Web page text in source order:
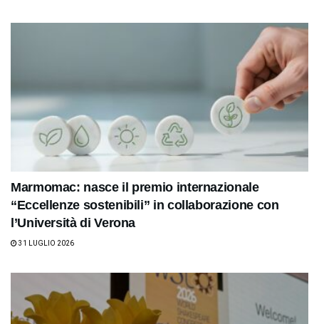
Marmomac: nasce il premio internazionale
“Eccellenze sostenibili” in collaborazione con
l’Università di Verona
31 LUGLIO 2026